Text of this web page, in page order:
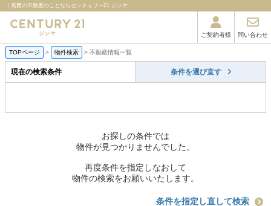
｜葛西の不動産のことならセンチュリー21 ジンヤ
ご契約者様 問い合わせ
TOPページ > 物件検索 > 不動産情報一覧
現在の検索条件 条件を選び直す
お探しの条件では
物件が見つかりませんでした。
再度条件を指定しなおして
物件の検索をお願いいたします。
条件を指定し直して検索